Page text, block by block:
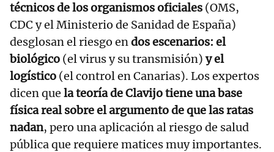
técnicos de los organismos oficiales (OMS,
CDC y el Ministerio de Sanidad de España)
desglosan el riesgo endos escenarios: el
biológico (el virus y su transmisión) y el
logístico (el control en Canarias). Los expertos
dicen que la teoría de Clavijo tiene una base
física real sobre el argumento de que las ratas
nadan, pero una aplicación al riesgo de salud
pública que requiere matices muy importantes.